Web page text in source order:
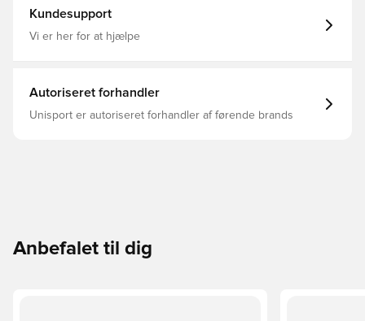
Kundesupport
Vi er her for at hjælpe
Autoriseret forhandler
Unisport er autoriseret forhandler af førende brands
Anbefalet til dig